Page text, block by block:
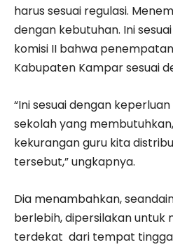
harus sesuai regulasi.
dengan kebutuhan. Ini
komisi II bahwa penempatan
Kabupaten Kampar sesuai
“Ini sesuai dengan
sekolah yang
kekurangan guru kita
tersebut,” ungkapnya.
Dia menambahkan,
berlebih, dipersilakan untuk
terdekat dari tempat